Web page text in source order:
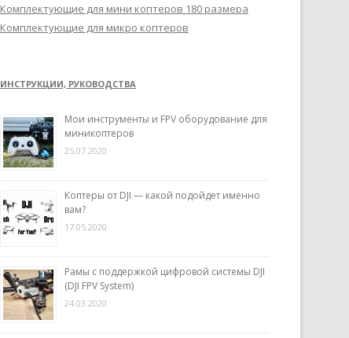
Комплектующие для мини коптеров 180 размера
Комплектующие для микро коптеров
ИНСТРУКЦИИ, РУКОВОДСТВА
Мои инструменты и FPV оборудование для
миникоптеров
25.07.2020
Коптеры от DJI — какой подойдет именно
вам?
17.05.2020
Рамы с поддержкой цифровой системы DJI
(DJI FPV System)
24.03.2020